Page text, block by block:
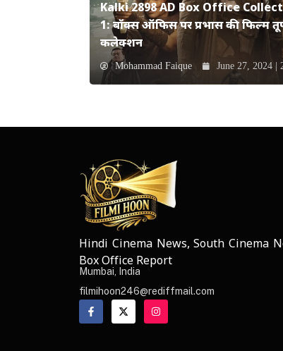
Kalki 2898 AD Box Office
1: बॉक्स ऑफिस पर प्रभास की फिल्म
कलेक्शन
Mohammad Faique June 27, 2024 |
NEWS ELEMENTOR
Hindi Cinema News, South Cinema
Box Office Report
Mumbai, India
filmihoon246@rediffmail.com